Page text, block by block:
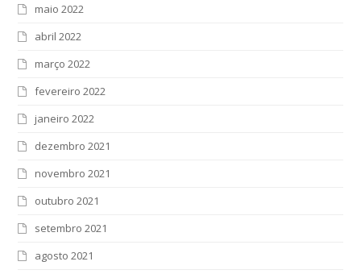
maio 2022
abril 2022
março 2022
fevereiro 2022
janeiro 2022
dezembro 2021
novembro 2021
outubro 2021
setembro 2021
agosto 2021